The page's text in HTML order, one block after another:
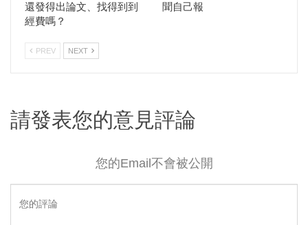
還發得出論文、找得到到
經費嗎？
聞自己報
PREV NEXT
請發表您的意見評論
您的Email不會被公開